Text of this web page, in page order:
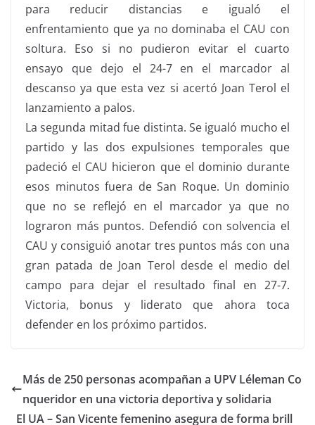
para reducir distancias e igualó el
enfrentamiento que ya no dominaba el CAU con
soltura. Eso si no pudieron evitar el cuarto
ensayo que dejo el 24-7 en el marcador al
descanso ya que esta vez si acertó Joan Terol el
lanzamiento a palos.
La segunda mitad fue distinta. Se igualó mucho el
partido y las dos expulsiones temporales que
padeció el CAU hicieron que el dominio durante
esos minutos fuera de San Roque. Un dominio
que no se reflejó en el marcador ya que no
lograron más puntos. Defendió con solvencia el
CAU y consiguió anotar tres puntos más con una
gran patada de Joan Terol desde el medio del
campo para dejar el resultado final en 27-7.
Victoria, bonus y liderato que ahora toca
defender en los próximo partidos.
Más de 250 personas acompañan a UPV Léleman Co
nqueridor en una victoria deportiva y solidaria
El UA – San Vicente femenino asegura de forma brill